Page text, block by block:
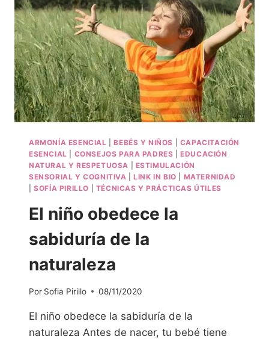
ARMONÍA ESENCIAL |BEBÉS Y NIÑOS
CAPACITACIÓN
ESENCIAL
CONSEJOS PARA PADRES |EDUCACIÓN
NATURAL Y RESPETUOSA
ESTIMULACIÓN
SENSORIAL Y COGNITIVA |LINK IN BIO
MATERNIDAD
|SOFÍA PIRILLO TÉCNICAS Y PRÁCTICAS ÚTILES
El niño obedece la
sabiduría de la
naturaleza
Por Sofia Pirillo 08/11/2020
El niño obedece la sabiduría de la
naturaleza Antes de nacer, tu bebé tiene